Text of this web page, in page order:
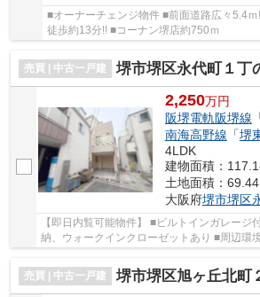
■オーナーチェンジ物件 ■前面道路広々5.4ｍ
徒歩約13分!! ■コーナン堺店約750ｍ
売買 | 中古一戸建 堺市堺区永代町１丁
2,250万円
阪堺電軌阪堺線
南海高野線 「堺
4LDK
建物面積：
土地面積：69.44
大阪府堺市堺区
【即日内覧可能物件】 ■ビルトインガレージ
納、ウォークインクローゼットあり ■周辺環
円台～】
売買 | 中古一戸建
堺市堺区旭ヶ丘北町２丁